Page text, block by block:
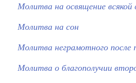
Молитва на освящение
Молитва на сон
Молитва неграмотного
Молитва о благополучии